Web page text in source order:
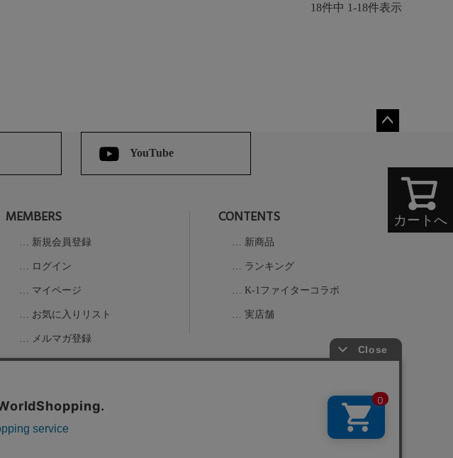
18件中 1-18件表示
カートへ
YouTube
MEMBERS
新規会員登録
ログイン
マイページ
お気に入りリスト
メルマガ登録
CONTENTS
新商品
ランキング
K-1ファイターコラボ
実店舗